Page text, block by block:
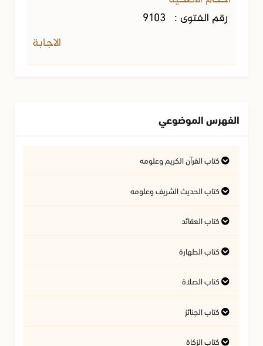
رقم الفتوى : 9103
الاجابة
الفهرس الموضوعي
كتاب القرآن الكريم وعلومه
التفسير وعلوم القرآن
فتاوى متعلقة بالقرآن الكريم
آداب تلاوة القرآن الكريم
كتاب الحديث الشريف وعلومه
فتاوى متعلقة بالحديث الشريف
أسئلة في السيرة النبوية
كتاب العقائد
المسائل المتعلقة بالعقيدة
كتاب الطهارة
أحكام المياه
النجاسات وأحكامها
آداب قضاء الحاجة
كتاب الصلاة
أهمية الصلاة
الأذان والإقامة
كتاب الجنائز
أحكام الجنائز
كتاب الزكاة